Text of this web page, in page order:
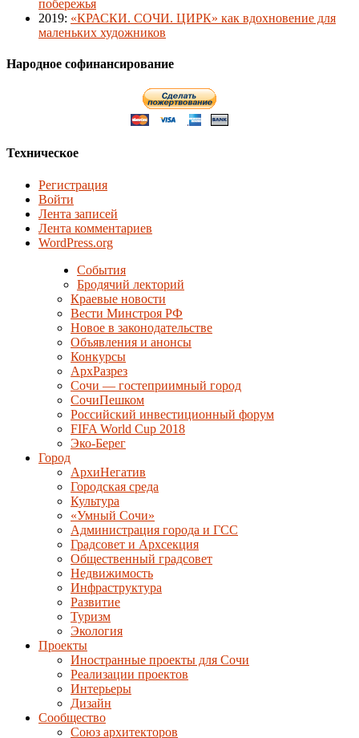
побережья
2019: «КРАСКИ. СОЧИ. ЦИРК» как вдохновение для
маленьких художников
Народное софинансирование
Техническое
Регистрация
Войти
Лента записей
Лента комментариев
WordPress.org
События
Бродячий лекторий
Краевые новости
Вести Минстроя РФ
Новое в законодательстве
Объявления и анонсы
Конкурсы
АрхРазрез
Сочи — гостеприимный город
СочиПешком
Российский инвестиционный форум
FIFA World Cup 2018
Эко-Берег
Город
АрхиНегатив
Городская среда
Культура
«Умный Сочи»
Администрация города и ГСС
Градсовет и Архсекция
Общественный градсовет
Недвижимость
Инфраструктура
Развитие
Туризм
Экология
Проекты
Иностранные проекты для Сочи
Реализации проектов
Интерьеры
Дизайн
Сообщество
Союз архитекторов